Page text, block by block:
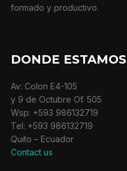
formado y productivo.
DONDE ESTAMOS
Av: Colon E4-105
y 9 de Octubre Of. 505
Wsp: +593 986132719
Tel: +593 986132719
Quito – Ecuador
Contact us